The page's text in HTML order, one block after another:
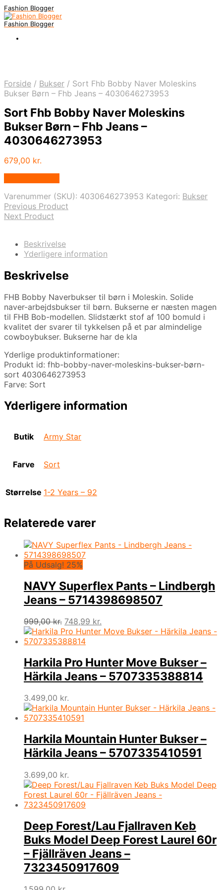
Fashion Blogger
Fashion Blogger
Forside / Bukser / Sort Fhb Bobby Naver Moleskins
Bukser Børn – Fhb Jeans – 4030646273953
Sort Fhb Bobby Naver Moleskins
Bukser Børn – Fhb Jeans –
4030646273953
679,00 kr.
Varenummer (SKU): 4030646273953 Kategori: Bukser
Previous Product
Next Product
Beskrivelse
Yderligere information
Beskrivelse
FHB Bobby Naverbukser til børn i Moleskin. Solide
naver-arbejdsbukser til børn. Bukserne er næsten magen
til FHB Bob-modellen. Slidstærkt stof af 100 bomuld i
kvalitet der svarer til tykkelsen på et par almindelige
cowboybukser. Bukserne har de kla
Yderlige produktinformationer:
Produkt id: fhb-bobby-naver-moleskins-bukser-børn-
sort 4030646273953
Farve: Sort
Yderligere information
Butik Army Star
Farve Sort
Størrelse 1-2 Years – 92
Relaterede varer
På Udsalg! 25%
NAVY Superflex Pants – Lindbergh
Jeans – 5714398698507
999,00kr. Den
oprindelige
pris
999,00 kr..
748,99 kr.
aktuelle
748,99 kr..
Harkila Pro Hunter Move Bukser –
Härkila Jeans – 5707335388814
3.499,00 kr.
Harkila Mountain Hunter Bukser –
Härkila Jeans – 5707335410591
3.699,00 kr.
Deep Forest/Lau Fjallraven Keb
Buks Model Deep Forest Laurel 60r
– Fjällräven Jeans –
7323450917609